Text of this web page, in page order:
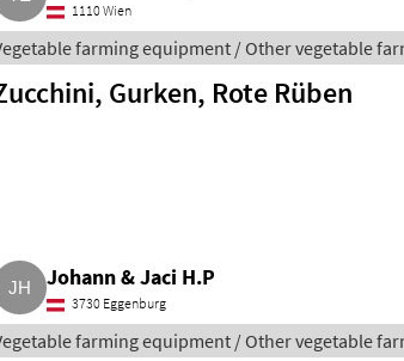
1110 Wien
farming equipment / Other vegetable
Gurken, Rote Rüben
Johann & Jaci H.P
3730 Eggenburg
farming equipment / Other vegetable